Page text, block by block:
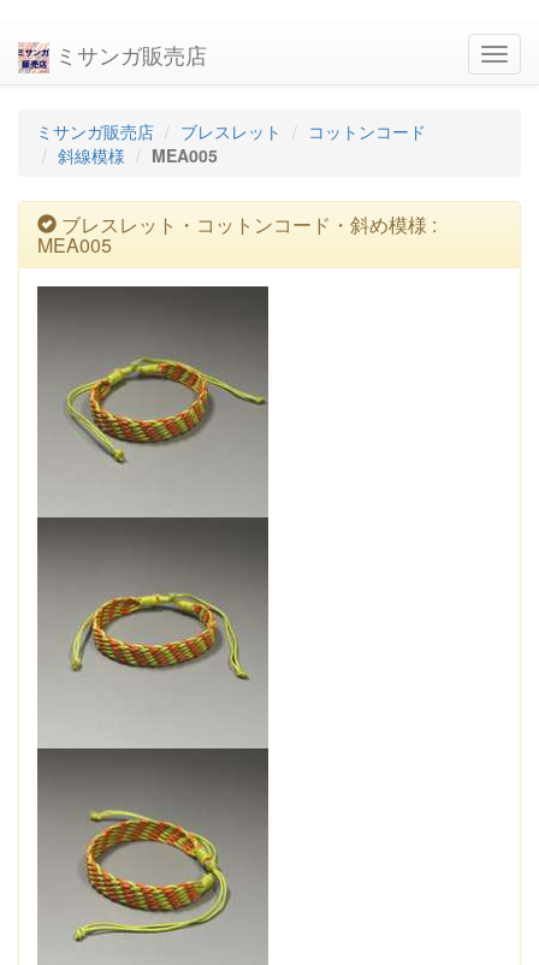
ミサンガ販売店
ミサンガ販売店 ブレスレット
コットンコード
斜線模様
MEA005
ブレスレット・コットンコード・斜め模様 :
MEA005